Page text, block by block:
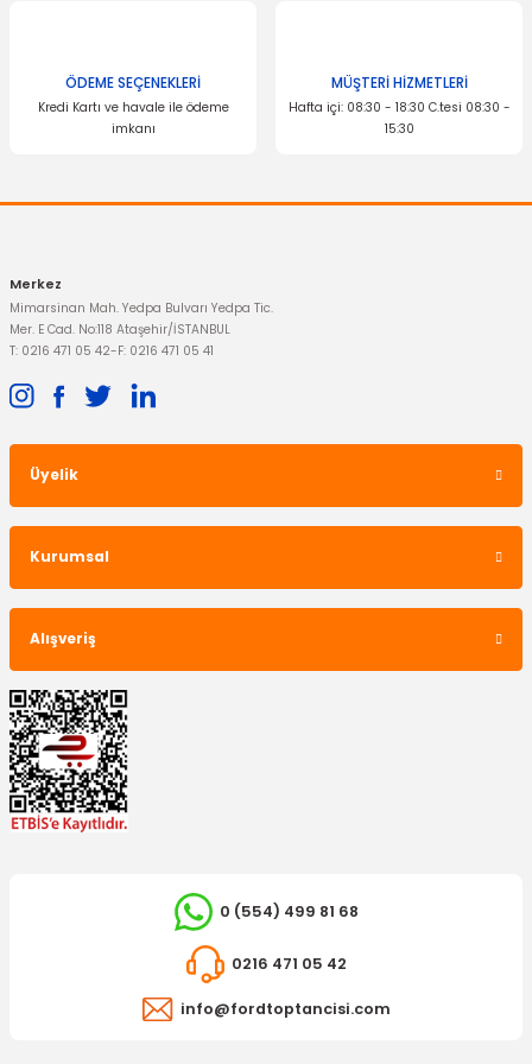
OTOSAN
Hava Filtresi Transit V184 2.4 Motor
Mazot Filtresi Transit V184 2.4 Motor
997,50 TL
ÖDEME SEÇENEKLERİ
Kredi Kartı ve havale ile ödeme
imkanı
MÜŞTERİ HİZMETLERİ
Hafta içi: 08:30 - 18:30 C.tesi 08:30 -
15:30
Merkez
Mimarsinan Mah. Yedpa Bulvarı Yedpa Tic.
Mer. E Cad. No:118 Ataşehir/İSTANBUL
T: 0216 471 05 42-F: 0216 471 05 41
Üyelik
Kurumsal
Alışveriş
0 (554) 499 81 68
0216 471 05 42
info@fordtoptancisi.com